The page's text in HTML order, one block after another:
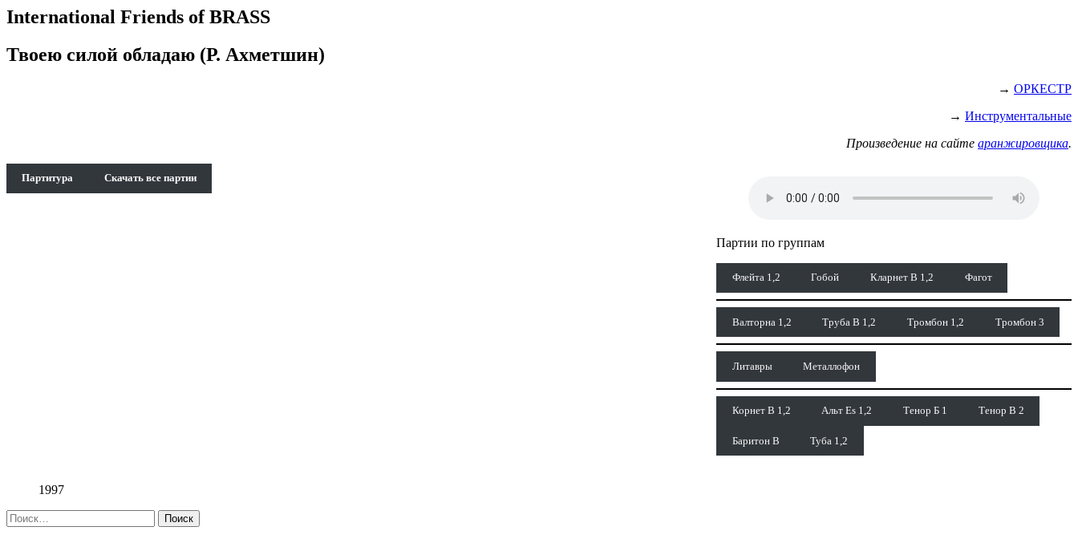
International Friends of BRASS
Твоею силой обладаю (Р. Ахметшин)
→ ОРКЕСТР
→ Инструментальные
Произведение на сайте аранжировщика.
Партитура Скачать все партии
Партии по группам
Флейта 1,2 Гобой Кларнет В 1,2 Фагот
Валторна 1,2 Труба В 1,2 Тромбон 1,2 Тромбон 3
Литавры Металлофон
Корнет В 1,2 Альт Es 1,2 Тенор Б 1 Тенор В 2
Баритон В Туба 1,2
1997
Найти: